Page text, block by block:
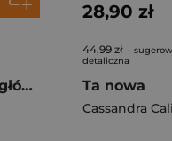
F.U.N. book. Łamigłówki
28,90 zł
44,99 zł -
detaliczna
Ta nowa
Cassandra